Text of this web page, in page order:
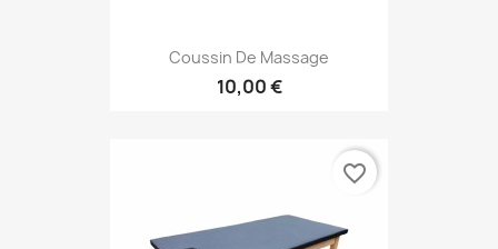
Coussin De Massage
10,00 €
favorite_border